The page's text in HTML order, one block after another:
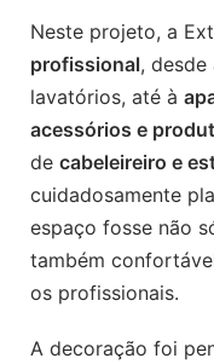
Neste projeto, a
profissional, desde
lavatórios, até à
acessórios e
de cabeleireiro e
cuidadosamente
espaço fosse não
também
os profissionais.
A decoração foi